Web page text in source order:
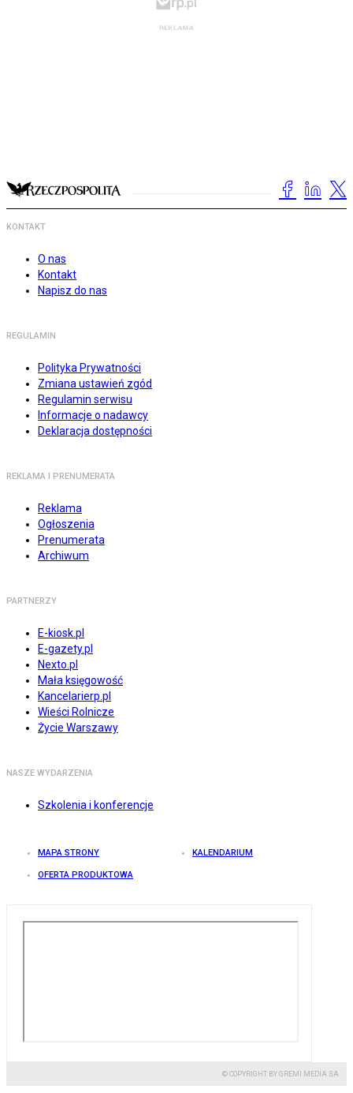
KONTAKT
O nas
Kontakt
Napisz do nas
REGULAMIN
Polityka Prywatności
Zmiana ustawień zgód
Regulamin serwisu
Informacje o nadawcy
Deklaracja dostępności
REKLAMA I PRENUMERATA
Reklama
Ogłoszenia
Prenumerata
Archiwum
PARTNERZY
E-kiosk.pl
E-gazety.pl
Nexto.pl
Mała księgowość
Kancelarierp.pl
Wieści Rolnicze
Życie Warszawy
NASZE WYDARZENIA
Szkolenia i konferencje
MAPA STRONY KALENDARIUM
OFERTA PRODUKTOWA
© COPYRIGHT BY GREMI MEDIA SA